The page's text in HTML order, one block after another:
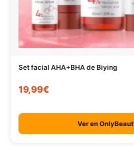
Set facial AHA+BHA de Biying
19,99€
Ver en